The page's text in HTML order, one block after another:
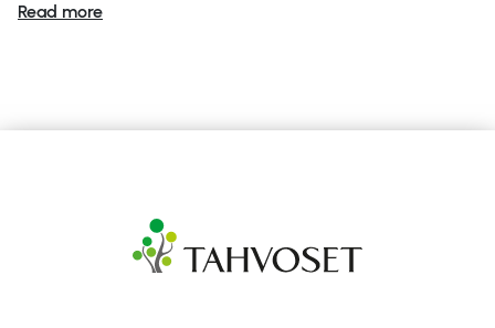
Read more